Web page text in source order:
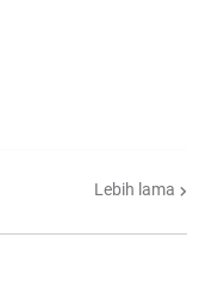
Lebih lama